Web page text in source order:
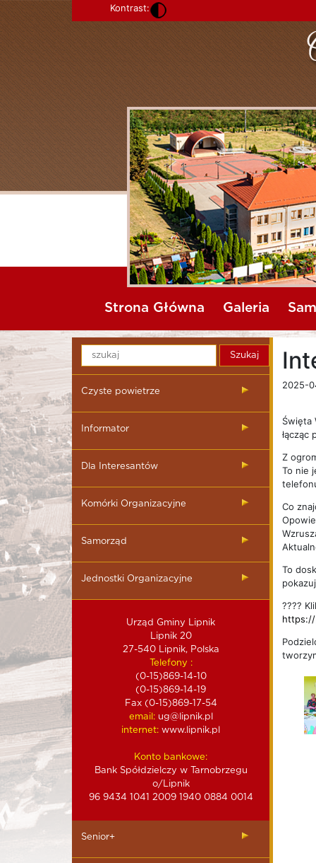
Kontrast:
Strona Główna Galeria
Czyste powietrze
Informator
Dla Interesantów
Komórki Organizacyjne
Samorząd
Jednostki Organizacyjne
Urząd Gminy Lipnik
Lipnik 20
27-540 Lipnik, Polska
Telefony :
(0-15)869-14-10
(0-15)869-14-19
Fax (0-15)869-17-54
email:ug@lipnik.pl
internet: www.lipnik.pl
Konto bankowe:
Bank Spółdzielczy w Tarnobrzegu
o/Lipnik
96 9434 1041 2009 1940 0884 0014
Senior+
2025-
Święta
łącząc
Z
To nie
Co
To
????
https://